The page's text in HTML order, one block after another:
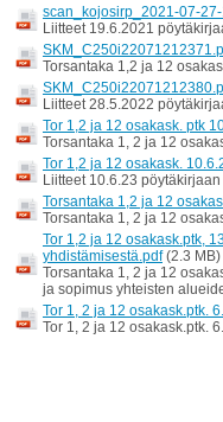
scan_kojosirp_2021-07-
Liitteet 19.6.2021
Torsantaka 1,2 ja 12
Liitteet 28.5.2022
Tor 1,2 ja 12 osakask. ptk
Torsantaka 1, 2 ja 12
Tor 1,2 ja 12 osakask.
Liitteet 10.6.23 pöytäkirjaan
Torsantaka 1,2 ja 12
Torsantaka 1, 2 ja 12
Tor 1,2 ja 12 osakask.ptk,
yhdistämisestä.pdf (2.3 MB)
Torsantaka 1, 2 ja 12
ja sopimus yhteisten
Tor 1, 2 ja 12 osakask.ptk.
Tor 1, 2 ja 12 osakask.ptk.